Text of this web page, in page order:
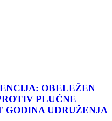
OBELEŽEN
PLUĆNE
GODINA UDRUŽENJA